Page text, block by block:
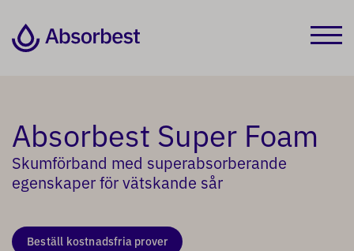
Absorbest Super Foam
Skumförband med superabsorberande
egenskaper för vätskande sår
Beställ kostnadsfria prover